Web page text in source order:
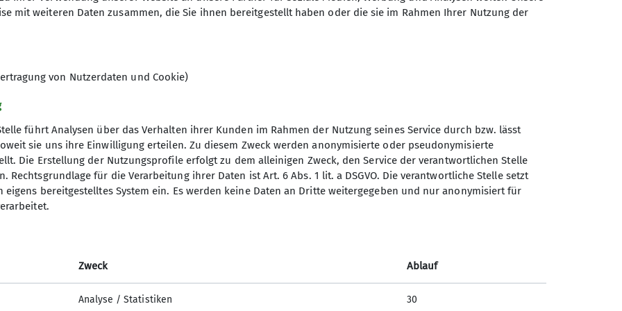
an der Seite. Wir wachsen gemeinsam über uns hinaus, entdecken die Freude
und feiern echte Erfolgserlebnisse.
gegenseitige Unterstützung und eine Atmosphäre, in der alle voneinander lernen
Denn: Jede*r bringt etwas mit, das die Gruppe bereichert.
gerne vorbeischauen und die Gruppe unverbindlich kennenlernen!
zwei Altersgruppen und trainiert zu unterschiedlichen Zeiten.
Rhythmus
Kletterstandorten (Basecamp Andernach & Kletterhalle des Seraphischen
Uhr
ist notwendig, bitte nutzt dafür das Anfrageformular.
DAV
Sektion Koblenz des
Deutschen Alpenvereins e.V.
Kolonnenweg 7
mit weiteren Daten zusammen, die Sie ihnen bereitgestellt haben oder die sie im Rahmen Ihrer Nutzung der
von Nutzerdaten und Cookie)
führt Analysen über das Verhalten ihrer Kunden im Rahmen der Nutzung seines Service durch bzw. lässt
sie uns ihre Einwilligung erteilen. Zu diesem Zweck werden anonymisierte oder pseudonymisierte
Die Erstellung der Nutzungsprofile erfolgt zu dem alleinigen Zweck, den Service der verantwortlichen Stelle
Rechtsgrundlage für die Verarbeitung ihrer Daten ist Art. 6 Abs. 1 lit. a DSGVO. Die verantwortliche Stelle setzt
eigens bereitgestelltes System ein. Es werden keine Daten an Dritte weitergegeben und nur anonymisiert für
Zweck Ablauf
Analyse / Statistiken 30